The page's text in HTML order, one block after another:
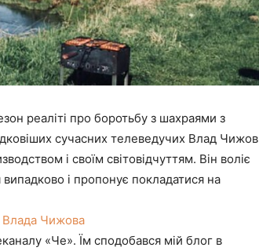
реаліті про боротьбу з шахраями з
сучасних телеведучих Влад Чижов
і своїм світовідчуттям. Він воліє
і пропонує покладатися на
Влада Чижова
«Че». Їм сподобався мій блог в